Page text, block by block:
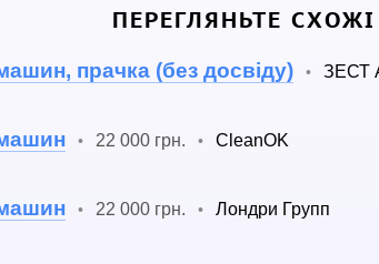
ПЕРЕГЛЯНЬТЕ СХОЖІ
прачка (без досвіду) •
ЗЕСТ
• 22 000 грн. •
CleanOK
• 22 000 грн. •
Лондри Групп